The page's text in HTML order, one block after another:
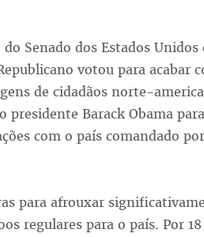
Senado dos Estados Unidos
votou para acabar
de cidadãos norte-
presidente Barack Obama
com o país comandado
para afrouxar
regulares para o país. Por